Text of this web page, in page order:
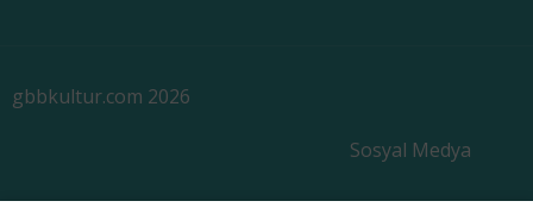
gbbkultur.com 2026
Sosyal Medya